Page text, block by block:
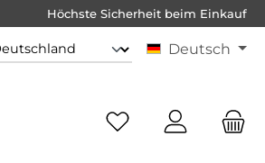
Höchste Sicherheit beim Einkauf
Deutsch